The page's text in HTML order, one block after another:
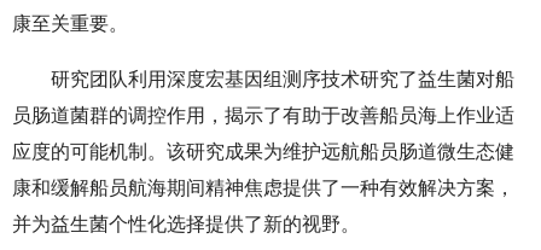
康至关重要。
研究团队利用深度宏基因组测序技术研究了益生菌对船
员肠道菌群的调控作用，揭示了有助于改善船员海上作业适
应度的可能机制。该研究成果为维护远航船员肠道微生态健
康和缓解船员航海期间精神焦虑提供了一种有效解决方案，
并为益生菌个性化选择提供了新的视野。